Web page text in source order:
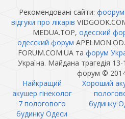
Рекомендовані сайти:
відгуки про лікарів
MEDUA.TOP, одесский
одесский форум
FORUM.COM.UA та форум
Україна. Майдана трагедія
форум ©
Найкращий
акушер гінеколог
7 пологового
будинку Одеси
Хороший
будинку